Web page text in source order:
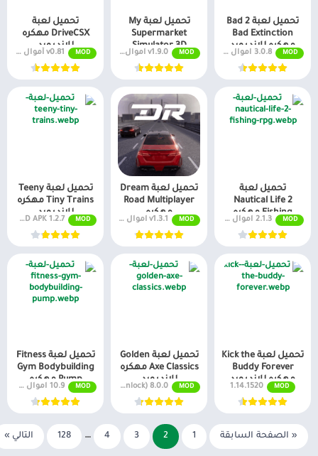
تحميل لعبة Bad 2
Bad Extinction
مهكره للاندرويد
MOD 3.0.8 اموال غير محدودة
تحميل لعبة My
Supermarket
Simulator 3D
مهكره للاندرويد
MOD v1.9.0 اموال غير محدودة
تحميل لعبة
DriveCSX مهكره
للاندرويد
MOD v0.81 أموال غير محددة
تحميل لعبة
Nautical Life 2
Fishing مهكره
للاندرويد MOD 2.1.3 اموال غير محدودة
تحميل لعبة Dream
Road Multiplayer
مهكره
MOD v1.3.1 اموال غير محدودة
تحميل لعبة Teeny
Tiny Trains مهكره
للاندرويد
MOD 1.2.7 MOD APK (أموال غير محدودة، بلورات)
تحميل لعبة Kick the
Buddy Forever
مهكره للاندرويد
MOD
1.14.1520
تحميل لعبة Golden
Axe Classics مهكره
للاندرويد
MOD
8.0.0 Mod (Unlock)
تحميل لعبة Fitness
Gym Bodybuilding
Pump مهكره
MOD 10.9 اموال غير محدودة
« الصفحة السابقة 1
2
3
4
…
128 التالي »